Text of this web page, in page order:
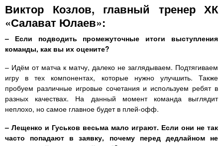
Виктор Козлов, главный тренер ХК
«Салават Юлаев»:
– Если подводить промежуточные итоги выступления
команды, как вы их оцените?
– Идём от матча к матчу, далеко не заглядываем. Подтягиваем
игру в тех компонентах, которые нужно улучшить. Также
пробуем различные игровые сочетания и используем ребят в
разных качествах. На данный момент команда выглядит
неплохо, но самое главное будет в плей-офф.
– Лещенко и Гуськов весьма мало играют. Если они не так
часто попадают в заявку, почему перед дедлайном не